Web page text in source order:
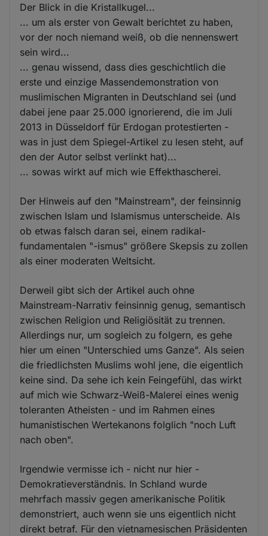
Der Blick in die Kristallkugel...
... um als erster von Gewalt berichtet zu haben,
vor der noch niemand weiß, ob die nennenswert
sein wird...
... genau wissend, dass dies geschichtlich die
erste und einzige Massendemonstration von
muslimischen Migranten in Deutschland sei (und
dabei jene paar 25.000 ignorierend, die im Juli
2013 in Düsseldorf für Erdogan protestierten -
was in just dem Spiegel-Artikel zu lesen steht, auf
den der Autor selbst verlinkt hat)...
... sowas wirkt auf mich wie Effekthascherei.
Der Hinweis auf den "Mainstream", der feinsinnig
zwischen Islam und Islamismus unterscheide. Als
ob etwas falsch daran sei, einem radikal-
fundamentalen "-ismus" größere Skepsis zu zollen
als einer moderaten Weltsicht.
Derweil gibt sich der Artikel auch ohne
Mainstream-Narrativ feinsinnig genug, semantisch
zwischen Religion und Religiösität zu trennen.
Allerdings nur, um sogleich zu folgern, es gehe
hier um einen "Unterschied ums Ganze". Als seien
die friedlichsten Muslims wohl jene, die eigentlich
keine sind. Da sehe ich kein Feingefühl, das wirkt
auf mich wie Schwarz-Weiß-Malerei eines wenig
toleranten Atheisten - und im Rahmen eines
humanistischen Wertekanons folglich "noch Luft
nach oben".
Irgendwie vermisse ich - nicht nur hier -
Demokratieverständnis. In Schland wurde
mehrfach massiv gegen amerikanische Politik
demonstriert, auch wenn sie uns eigentlich nicht
direkt betraf. Für den vietnamesischen Präsidenten